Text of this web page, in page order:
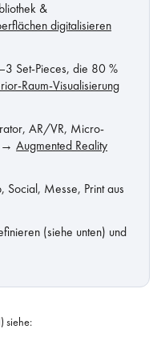
&
digitalisieren
Set-Pieces, die 80 %
Raum-Visualisierung
AR/VR, Micro-
→Augmented Reality
Social, Messe, Print aus
(siehe unten) und
siehe: